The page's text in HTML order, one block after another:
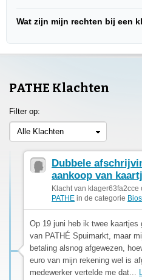
Wat zijn mijn rechten bij een
PATHE Klachten
Filter op:
Alle Klachten
Dubbele
aankoop van
Klacht van
PATHE in de categorie
Op 19 juni heb ik twee kaartjes
van PATHÉ Spuimarkt, maar
betaling alsnog afgewezen,
euro van mijn rekening wel is
medewerker vertelde me dat...